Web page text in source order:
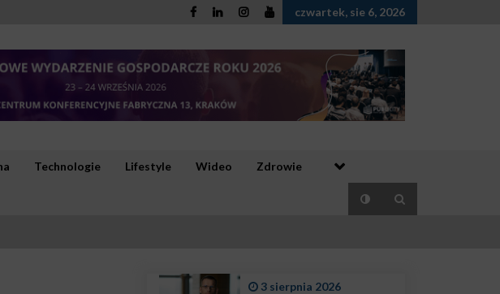
czwartek, sie 6, 2026
Technologie Lifestyle Wideo Zdrowie
3 sierpnia 2026